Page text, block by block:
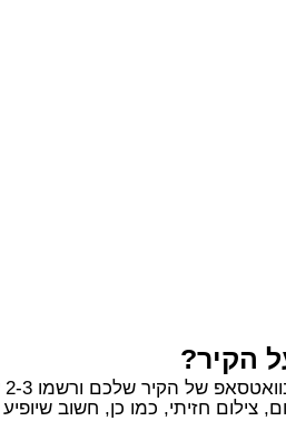
הקיר?
3 שמות של ציורים שאהבתם, אנחנו נדאג לכל השאר.
צילום חזיתי, כמו כן, חשוב